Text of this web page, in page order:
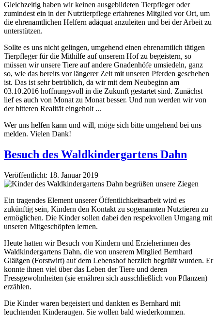
Gleichzeitig haben wir keinen ausgebildeten Tierpfleger oder
zumindest ein in der Nutztierpflege erfahrenes Mitglied vor Ort, um
die ehrenamtlichen Helfern adäquat anzuleiten und bei der Arbeit zu
unterstützen.
Sollte es uns nicht gelingen, umgehend einen ehrenamtlich tätigen
Tierpfleger für die Mithilfe auf unserem Hof zu begeistern, so
müssen wir unsere Tiere auf andere Gnadenhöfe umsiedeln, ganz
so, wie das bereits vor längerer Zeit mit unseren Pferden geschehen
ist. Das ist sehr betrüblich, da wir mit dem Neubeginn am
03.10.2016 hoffnungsvoll in die Zukunft gestartet sind. Zunächst
lief es auch von Monat zu Monat besser. Und nun werden wir von
der bitteren Realität eingeholt ...
Wer uns helfen kann und will, möge sich bitte umgehend bei uns
melden. Vielen Dank!
Besuch des Waldkindergartens Dahn
Veröffentlicht: 18. Januar 2019
Ein tragendes Element unserer Öffentlichkeitsarbeit wird es
zukünftig sein, Kindern den Kontakt zu sogenannten Nutztieren zu
ermöglichen. Die Kinder sollen dabei den respekvollen Umgang mit
unseren Mitgeschöpfen lernen.
Heute hatten wir Besuch von Kindern und Erzieherinnen des
Waldkindergartens Dahn, die von unserem Mitglied Bernhard
Gläßgen (Forstwirt) auf dem Lebenshof herzlich begrüßt wurden. Er
konnte ihnen viel über das Leben der Tiere und deren
Fressgewohnheiten (sie ernähren sich ausschließlich von Pflanzen)
erzählen.
Die Kinder waren begeistert und dankten es Bernhard mit
leuchtenden Kinderaugen. Sie wollen bald wiederkommen.